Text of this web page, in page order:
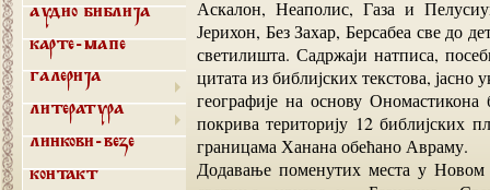
Аудио библија
Карте-мапе
Галерија
Литература
Линкови-везе
Контакт
Аскалон, Неаполис, Газа и
Јерихон, Без Захар, Берсабеа све до
светилишта. Садржаји натписа,
цитата из библијских текстова, јасно
географије на основу Ономастикона
покрива територију 12 библијских
границама Ханана обећано Авраму.
Додавање поменутих места у Новом